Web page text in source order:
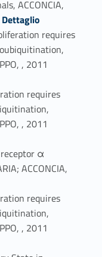
ACCONCIA,
Link identifier #identifier_person_13539-62
Dettaglio
requires
, 2011
requires
, 2011Link identifier #identifier_person_2403-64
α
ACCONCIA,
requires
, 2011Link identifier #identifier_person_5811-66